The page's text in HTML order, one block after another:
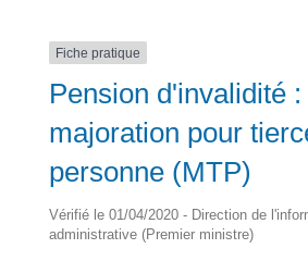
Fiche pratique
Pension d'invalidité :
majoration pour
personne (MTP)
Vérifié le 01/04/2020 - Direction de
administrative (Premier ministre)